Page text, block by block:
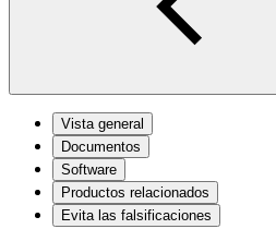
Vista general
Documentos
Software
Productos relacionados
Evita las falsificaciones